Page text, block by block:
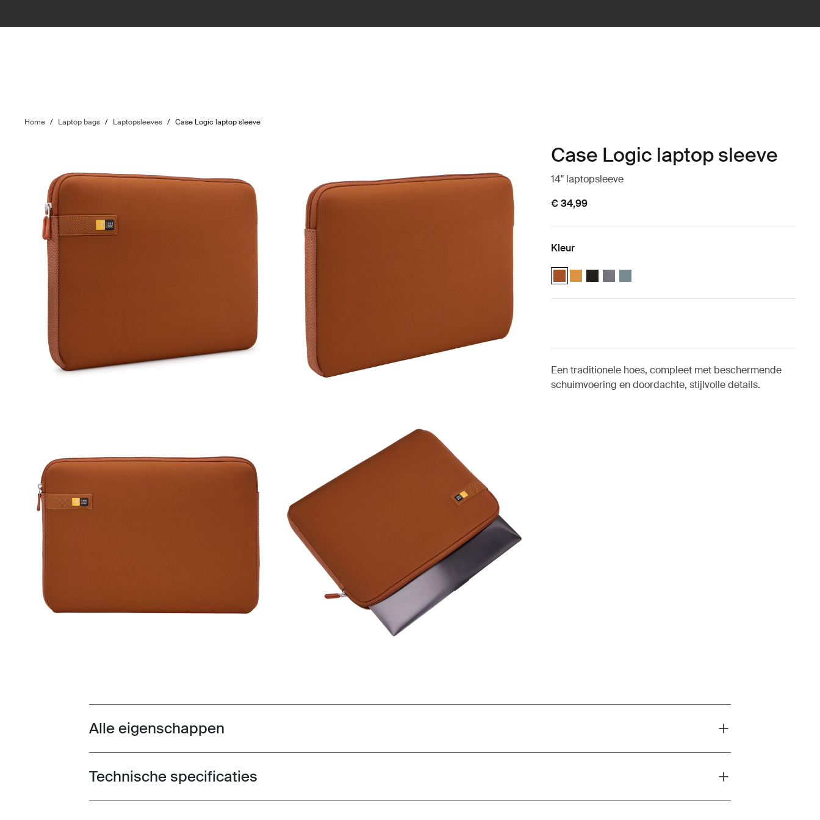
Home / Laptop bags / Laptopsleeves / Case Logic laptop sleeve
Case Logic laptop sleeve
14" laptopsleeve
€ 34,99
Kleur
Case Logic 14" laptop sleeve Rustic Amber (selected)
Case Logic 14" laptop sleeve Buckthorn
Case Logic 14" laptop sleeve Zwart
Case Logic 14" laptop sleeve Grafiet
Case Logic 14" laptop sleeve Arona Blue
Een traditionele hoes, compleet met beschermende
schuimvoering en doordachte, stijlvolle details.
Toggle features
Alle eigenschappen
Toggle techspec
Technische specificaties